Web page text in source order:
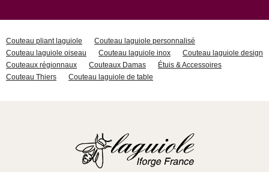
Couteau pliant laguiole
Couteau laguiole personnalisé
Couteau laguiole oiseau
Couteau laguiole inox
Couteau laguiole design
Couteaux régionnaux
Couteaux Damas
Étuis & Accessoires
Couteau Thiers
Couteau laguiole de table